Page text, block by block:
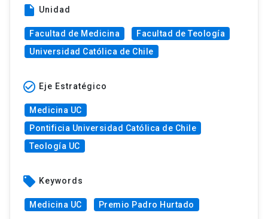
insert_drive_file Unidad
Facultad de Medicina
Facultad de Teología
Universidad Católica de Chile
check_circle_outline Eje Estratégico
Medicina UC
Pontificia Universidad Católica de Chile
Teología UC
local_offer Keywords
Medicina UC Premio Padro Hurtado